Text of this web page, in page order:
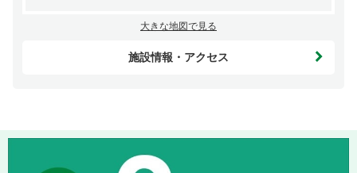
大きな地図で見る
施設情報・アクセス